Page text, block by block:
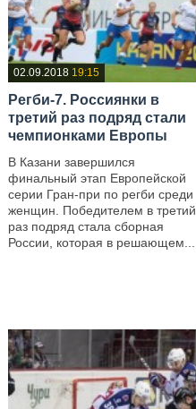
02.09.2018 19:15
Регби-7. Россиянки в
третий раз подряд стали
чемпионками Европы
В Казани завершился
финальный этап Европейской
серии Гран-при по регби среди
женщин. Победителем в третий
раз подряд стала сборная
России, которая в решающем...